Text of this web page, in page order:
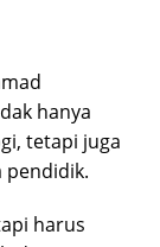
hanya
tetapi juga
pendidik.
harus